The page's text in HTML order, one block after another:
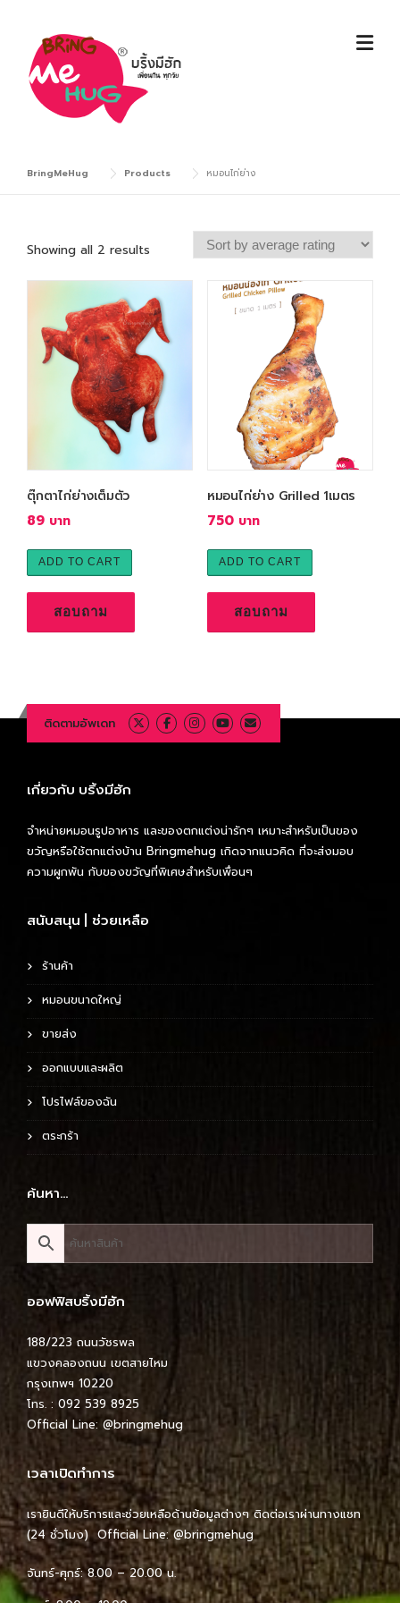
content
BringMeHug Products หมอนไก่ย่าง
Showing all 2 results
t
e
d
b
y
a
v
r
ตุ๊กตาไก่ย่างเต็มตัว
89
ADD TO CART
สอบถาม
หมอนไก่ย่าง Grilled 1เมตร
750
ADD TO CART
สอบถาม
ติดตามอัพเดท
เกี่ยวกับ บริ้งมีฮัก
จำหน่ายหมอนรูปอาหาร และของตกแต่งน่ารักๆ เหมาะสำหรับเป็นของ
ขวัญหรือใช้ตกแต่งบ้าน Bringmehug เกิดจากแนวคิด ที่จะส่งมอบ
ความผูกพัน กับของขวัญที่พิเศษสำหรับเพื่อนๆ
สนับสนุน | ช่วยเหลือ
ร้านค้า
หมอนขนาดใหญ่
ขายส่ง
ออกแบบและผลิต
โปรไฟล์ของฉัน
ตระกร้า
ค้นหา…
ออฟฟิสบริ้งมีฮัก
188/223 ถนนวัชรพล
แขวงคลองถนน เขตสายไหม
กรุงเทพฯ 10220
โทร. : 092 539 8925
Official Line: @bringmehug
เวลาเปิดทำการ
เรายินดีให้บริการและช่วยเหลือด้านข้อมูลต่างๆ ติดต่อเราผ่านทางแชท
(24 ชั่วโมง) Official Line:@bringmehug
จันทร์-ศุกร์: 8.00 – 20.00 น.